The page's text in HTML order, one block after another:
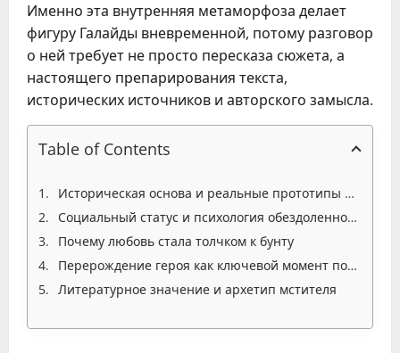
Именно эта внутренняя метаморфоза делает
фигуру Галайды вневременной, потому разговор
о ней требует не просто пересказа сюжета, а
настоящего препарирования текста,
исторических источников и авторского замысла.
Table of Contents
Историческая основа и реальные прототипы персонажа
Социальный статус и психология обездоленного батрака
Почему любовь стала толчком к бунту
Перерождение героя как ключевой момент поэмы
Литературное значение и архетип мстителя